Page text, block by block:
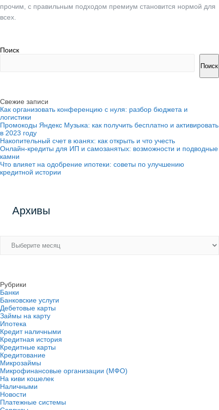
прочим, с правильным подходом премиум становится нормой для
всех.
Поиск
Поиск
Свежие записи
Как организовать конференцию с нуля: разбор бюджета и
логистики
Промокоды Яндекс Музыка: как получить бесплатно и активировать
в 2023 году
Накопительный счет в юанях: как открыть и что учесть
Онлайн-кредиты для ИП и самозанятых: возможности и подводные
камни
Что влияет на одобрение ипотеки: советы по улучшению
кредитной истории
Архивы
Рубрики
Банки
Банковские услуги
Дебетовые карты
Займы на карту
Ипотека
Кредит наличными
Кредитная история
Кредитные карты
Кредитование
Микрозаймы
Микрофинансовые организации (МФО)
На киви кошелек
Наличными
Новости
Платежные системы